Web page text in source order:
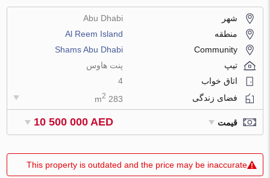
شهر
Abu Dhabi
منطقه
Al Reem Island
Community
Shams Abu Dhabi
تیپ
پنت هاوس
اتاق خواب
4
فضای زندگی
283 m
2
قیمت 10 500 000 AED
This property is outdated and the price may be inaccurate